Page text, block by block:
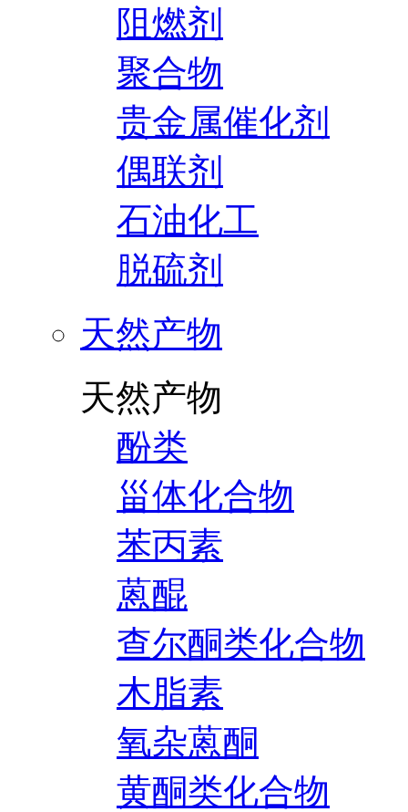
阻燃剂
聚合物
贵金属催化剂
偶联剂
石油化工
脱硫剂
天然产物
天然产物
酚类
甾体化合物
苯丙素
蒽醌
查尔酮类化合物
木脂素
氧杂蒽酮
黄酮类化合物